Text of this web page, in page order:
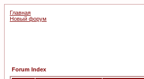
Главная
Новый форум
Forum Index